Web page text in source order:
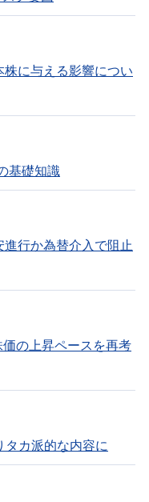
に与える影響につい
基礎知識
行か為替介入で阻止
の上昇ペースを再考
カ派的な内容に